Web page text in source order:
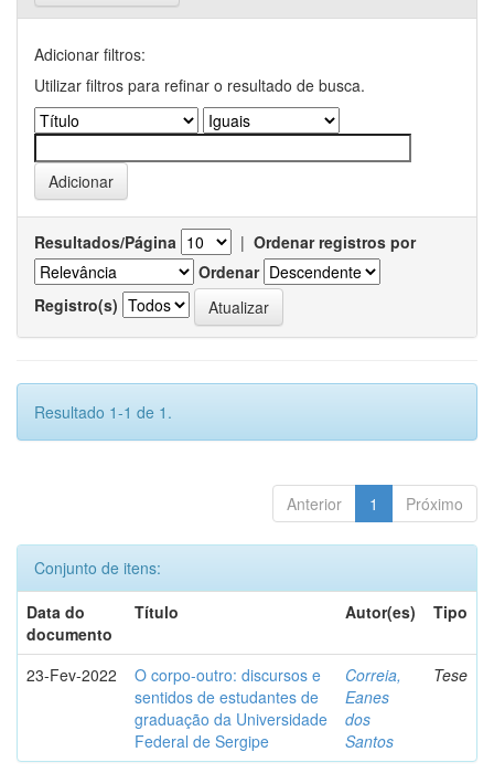
Adicionar filtros:
Utilizar filtros para refinar o resultado de busca.
Resultados/Página | Ordenar registros por
Ordenar
Registro(s)
Resultado 1-1 de 1.
Anterior 1 Próximo
Conjunto de itens:
Data do
documento
Título Autor(es) Tipo
23-Fev-2022
O corpo-outro: discursos e
sentidos de estudantes de
graduação da Universidade
Federal de Sergipe
Correia,
Eanes
dos
Santos
Tese